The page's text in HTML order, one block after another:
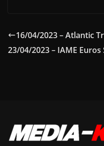
16/04/2023 – Atlantic
23/04/2023 – IAME